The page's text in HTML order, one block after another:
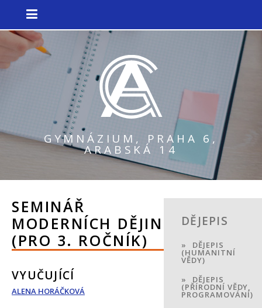
GYMNÁZIUM, PRAHA 6,
ARABSKÁ 14
SEMINÁŘ
MODERNÍCH DĚJIN
(PRO 3. ROČNÍK)
VYUČUJÍCÍ
ALENA HORÁČKOVÁ
DĚJEPIS
DĚJEPIS
(HUMANITNÍ
VĚDY)
DĚJEPIS
(PŘÍRODNÍ VĚDY,
PROGRAMOVÁNÍ)